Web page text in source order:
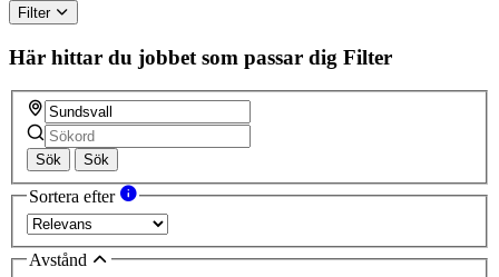
Filter
Här hittar du jobbet som passar dig Filter
Sök Sök
Sortera efter
Avstånd